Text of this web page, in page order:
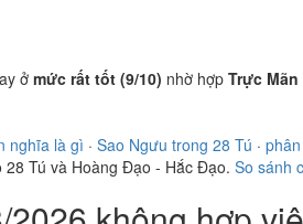
ởmức rất tốt (9/10) nhờ hợp Trực
nghĩa là gì · Sao Ngưu trong 28 Tú ·
Tú và Hoàng Đạo - Hắc Đạo. So sánh